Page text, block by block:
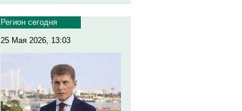
Регион сегодня
25 Мая 2026, 13:03